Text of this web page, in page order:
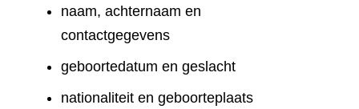
naam, achternaam en
contactgegevens
geboortedatum en geslacht
nationaliteit en geboorteplaats